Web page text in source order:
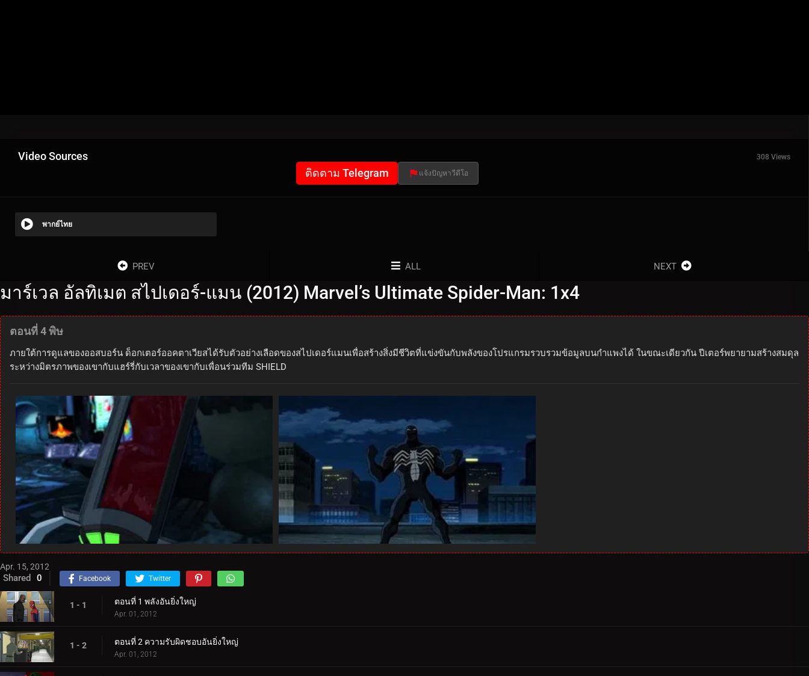
Video Sources 308 Views
ติดตาม Telegram แจ้งปัญหาวีดีโอ
พากย์ไทย
PREV ALL NEXT
มาร์เวล อัลทิเมต สไปเดอร์-แมน (2012) Marvel’s Ultimate Spider-Man: 1x4
ตอนที่ 4 พิษ
ภายใต้การดูแลของออสบอร์น ด็อกเตอร์ออคตาเวียสได้รับตัวอย่างเลือดของสไปเดอร์แมนเพื่อสร้างสิ่งมีชีวิตที่แข่งขันกับพลังของโปรแกรมรวบรวมข้อมูลบนกำแพงได้ ในขณะเดียวกัน ปีเตอร์พยายามสร้างสมดุล
ระหว่างมิตรภาพของเขากับแฮร์รี่กับเวลาของเขากับเพื่อนร่วมทีม SHIELD
Apr. 15, 2012
Shared 0 Facebook Twitter
1 - 1 ตอนที่ 1 พลังอันยิ่งใหญ่
Apr. 01, 2012
1 - 2 ตอนที่ 2 ความรับผิดชอบอันยิ่งใหญ่
Apr. 01, 2012